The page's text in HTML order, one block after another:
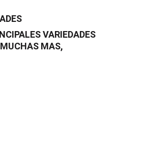
VARIEDADES
MAS,